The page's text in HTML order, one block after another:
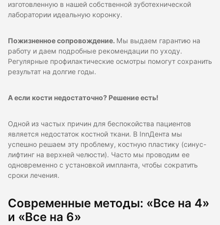
изготовленную в нашей собственной зуботехнической
лаборатории идеальную коронку.
Пожизненное сопровождение. Мы выдаем гарантию на
работу и даем подробные рекомендации по уходу.
Регулярные профилактические осмотры помогут сохранить
результат на долгие годы.
А если кости недостаточно? Решение есть!
Одной из частых причин для беспокойства пациентов
является недостаток костной ткани. В InnДента мы
успешно решаем эту проблему, костную пластику (синус-
лифтинг на верхней челюсти). Часто мы проводим ее
одновременно с установкой импланта, чтобы сократить
сроки лечения.
Современные методы: «Все на 4»
и «Все на 6»